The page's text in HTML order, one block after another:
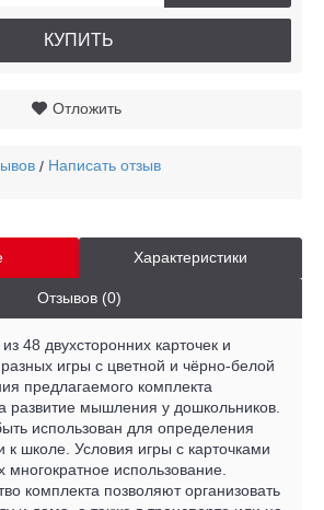
КУПИТЬ
Отложить
/ Написать отзыв
Характеристики
Отзывов (0)
48 двухсторонних карточек и
игры с цветной и чёрно-белой
предлагаемого комплекта
развитие мышления у дошкольников.
использован для определения
к школе. Условия игры с карточками
многократное использование.
комплекта позволяют организовать